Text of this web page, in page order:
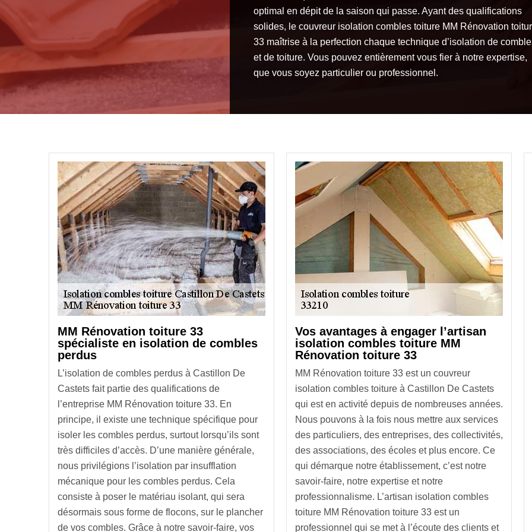
optimal en dépit de la saison qui passe. Ayant des qualifications
solides, le couvreur isolation combles toiture MM Rénovation
33 maîtrise à la perfection chaque technique d’isolation de
et de toiture. Vous pouvez entièrement vous fier à notre expertise,
que vous soyez particulier ou professionnel.
MM Rénovation toiture 33
spécialiste en isolation de combles
perdus
L’isolation de combles perdus à Castillon De
Castets fait partie des qualifications de
l’entreprise MM Rénovation toiture 33. En
principe, il existe une technique spécifique pour
isoler les combles perdus, surtout lorsqu’ils sont
très difficiles d’accès. D’une manière générale,
nous privilégions l’isolation par insufflation
mécanique pour les combles perdus. Cela
consiste à poser le matériau isolant, qui sera
désormais sous forme de flocons, sur le plancher
de vos combles. Grâce à notre savoir-faire, vos
Vos avantages à engager l’artisan
isolation combles toiture MM
Rénovation toiture 33
MM Rénovation toiture 33 est un couvreur
isolation combles toiture à Castillon De Castets
qui est en activité depuis de nombreuses années.
Nous pouvons à la fois nous mettre aux services
des particuliers, des entreprises, des collectivités,
des associations, des écoles et plus encore. Ce
qui démarque notre établissement, c’est notre
savoir-faire, notre expertise et notre
professionnalisme. L’artisan isolation combles
toiture MM Rénovation toiture 33 est un
professionnel qui se met à l’écoute des clients et